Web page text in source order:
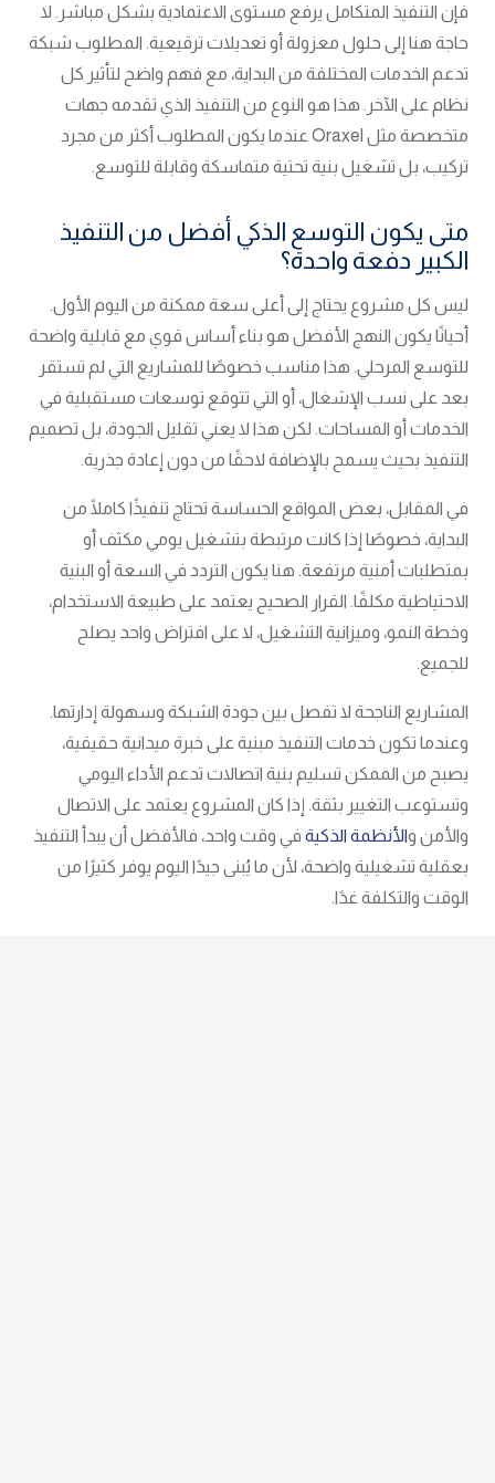
فإن التنفيذ المتكامل يرفع مستوى الاعتمادية بشكل مباشر. لا
حاجة هنا إلى حلول معزولة أو تعديلات ترقيعية. المطلوب شبكة
تدعم الخدمات المختلفة من البداية، مع فهم واضح لتأثير كل
نظام على الآخر. هذا هو النوع من التنفيذ الذي تقدمه جهات
متخصصة مثل Oraxel عندما يكون المطلوب أكثر من مجرد
تركيب، بل تشغيل بنية تحتية متماسكة وقابلة للتوسع.
متى يكون التوسع الذكي أفضل من التنفيذ
الكبير دفعة واحدة؟
ليس كل مشروع يحتاج إلى أعلى سعة ممكنة من اليوم الأول.
أحيانًا يكون النهج الأفضل هو بناء أساس قوي مع قابلية واضحة
للتوسع المرحلي. هذا مناسب خصوصًا للمشاريع التي لم تستقر
بعد على نسب الإشغال، أو التي تتوقع توسعات مستقبلية في
الخدمات أو المساحات. لكن هذا لا يعني تقليل الجودة، بل تصميم
التنفيذ بحيث يسمح بالإضافة لاحقًا من دون إعادة جذرية.
في المقابل، بعض المواقع الحساسة تحتاج تنفيذًا كاملًا من
البداية، خصوصًا إذا كانت مرتبطة بتشغيل يومي مكثف أو
بمتطلبات أمنية مرتفعة. هنا يكون التردد في السعة أو البنية
الاحتياطية مكلفًا. القرار الصحيح يعتمد على طبيعة الاستخدام،
وخطة النمو، وميزانية التشغيل، لا على افتراض واحد يصلح
للجميع.
المشاريع الناجحة لا تفصل بين جودة الشبكة وسهولة إدارتها.
وعندما تكون خدمات التنفيذ مبنية على خبرة ميدانية حقيقية،
يصبح من الممكن تسليم بنية اتصالات تدعم الأداء اليومي
وتستوعب التغيير بثقة. إذا كان المشروع يعتمد على الاتصال
والأمن والأنظمة الذكية في وقت واحد، فالأفضل أن يبدأ التنفيذ
بعقلية تشغيلية واضحة، لأن ما يُبنى جيدًا اليوم يوفر كثيرًا من
الوقت والتكلفة غدًا.